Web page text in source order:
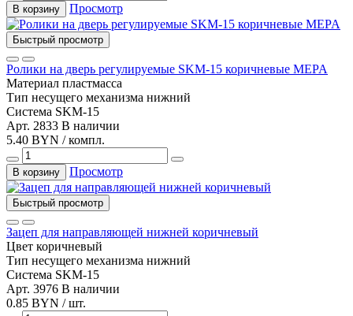
В корзину Просмотр
Быстрый просмотр
Ролики на дверь регулируемые SKM-15 коричневые MEPA
Материал пластмасса
Тип несущего механизма нижний
Система SKM-15
Арт. 2833 В наличии
5.40 BYN / компл.
В корзину Просмотр
Быстрый просмотр
Зацеп для направляющей нижней коричневый
Цвет коричневый
Тип несущего механизма нижний
Система SKM-15
Арт. 3976 В наличии
0.85 BYN / шт.